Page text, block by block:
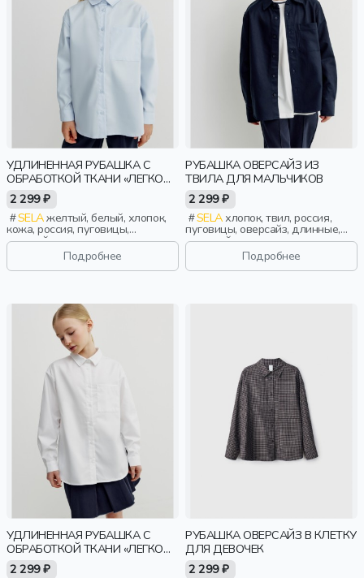
УДЛИНЕННАЯ РУБАШКА С
ОБРАБОТКОЙ ТКАНИ «ЛЕГКО
ГЛАДИТЬ» ДЛЯ ДЕВОЧЕК
2 299 ₽
SELAжелтый, белый, хлопок,
кожа, россия, пуговицы,
оверсайз, прямые, удлиненные,
длинные, длинный рукав,
застежка, школа, свободные,
защип, карман, воротник,
Подробнее
РУБАШКА ОВЕРСАЙЗ ИЗ
ТВИЛА ДЛЯ МАЛЬЧИКОВ
2 299 ₽
SELAхлопок, твил, россия,
пуговицы, оверсайз, длинные,
длинный рукав, застежка, школа,
манжета, свободные, карман,
воротник, мальчики, дети
Подробнее
УДЛИНЕННАЯ РУБАШКА С
ОБРАБОТКОЙ ТКАНИ «ЛЕГКО
ГЛАДИТЬ» ДЛЯ ДЕВОЧЕК
2 299 ₽
РУБАШКА ОВЕРСАЙЗ В КЛЕТКУ
ДЛЯ ДЕВОЧЕК
2 299 ₽